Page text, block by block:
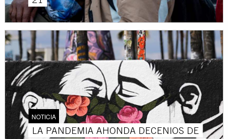
NOTICIA
LA PANDEMIA AHONDA DECENIOS DE